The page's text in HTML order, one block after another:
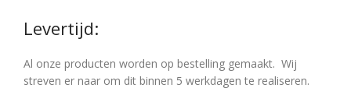
Levertijd:
Al onze producten worden op bestelling gemaakt. Wij
streven er naar om dit binnen 5 werkdagen te realiseren.